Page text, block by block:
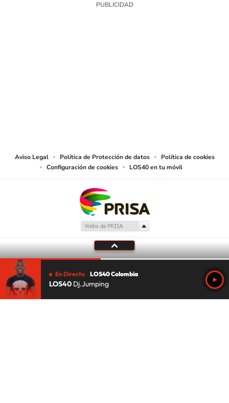
Aviso Legal Política de Protección de datos
Política de cookies
Configuración de cookies
LOS40 en tu móvil
En Directo LOS40 Colombia
LOS40 Dj.Jumping